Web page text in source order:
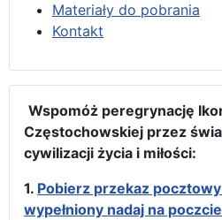
Materiały do pobrania
Kontakt
Wspomóż peregrynację
Częstochowskiej przez
cywilizacji życia i miłości:
1. Pobierz przekaz
wypełniony nadaj na